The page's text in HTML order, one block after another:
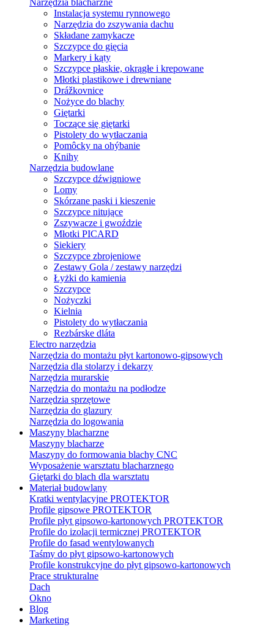
Narzędzia blacharzne
Instalacja systemu rynnowego
Narzędzia do zszywania dachu
Składane zamykacze
Szczypce do gięcia
Markery i kąty
Szczypce płaskie, okrągłe i krepowane
Młotki plastikowe i drewniane
Drážkovnice
Nożyce do blachy
Giętarki
Toczące się giętarki
Pistolety do wytłaczania
Pomôcky na ohýbanie
Knihy
Narzędzia budowlane
Szczypce dźwigniowe
Lomy
Skórzane paski i kieszenie
Szczypce nitujące
Zszywacze i gwoździe
Młotki PICARD
Siekiery
Szczypce zbrojeniowe
Zestawy Gola / zestawy narzędzi
Łyżki do kamienia
Szczypce
Nożyczki
Kielnia
Pistolety do wytłaczania
Rezbárske dláta
Electro narzędzia
Narzędzia do montażu płyt kartonowo-gipsowych
Narzędzia dla stolarzy i dekarzy
Narzędzia murarskie
Narzędzia do montażu na podłodze
Narzędzia sprzętowe
Narzędzia do glazury
Narzędzia do logowania
Maszyny blacharzne
Maszyny blacharze
Maszyny do formowania blachy CNC
Wyposażenie warsztatu blacharznego
Giętarki do blach dla warsztatu
Materiał budowlany
Kratki wentylacyjne PROTEKTOR
Profile gipsowe PROTEKTOR
Profile płyt gipsowo-kartonowych PROTEKTOR
Profile do izolacji termicznej PROTEKTOR
Profile do fasad wentylowanych
Taśmy do płyt gipsowo-kartonowych
Profile konstrukcyjne do płyt gipsowo-kartonowych
Prace strukturalne
Dach
Okno
Blog
Marketing